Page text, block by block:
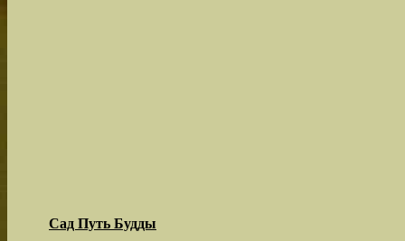
Сад Путь Будды